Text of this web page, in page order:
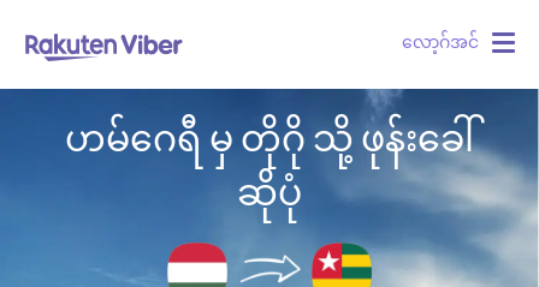
လော့ဂ်အင်
ဟမ်ဂေရီ မှ တိုဂို သို့ ဖုန်းခေါ်
ဆိုပုံ